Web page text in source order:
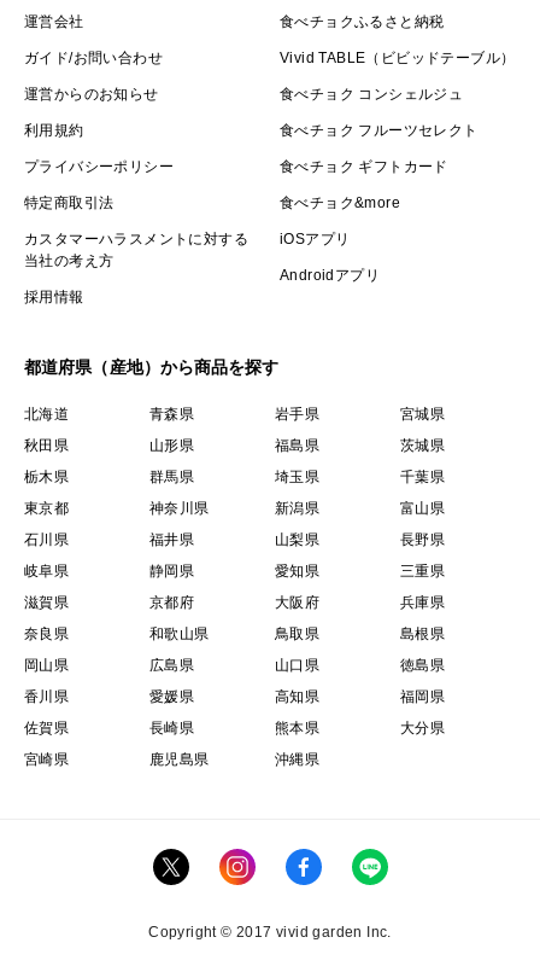
運営会社
ガイド/お問い合わせ
運営からのお知らせ
利用規約
プライバシーポリシー
特定商取引法
カスタマーハラスメントに対する
当社の考え方
採用情報
食べチョクふるさと納税
Vivid TABLE（ビビッドテーブル）
食べチョク コンシェルジュ
食べチョク フルーツセレクト
食べチョク ギフトカード
食べチョク&more
iOSアプリ
Androidアプリ
都道府県（産地）から商品を探す
北海道 青森県 岩手県
宮城県
秋田県
山形県 福島県
茨城県
栃木県
群馬県 埼玉県
千葉県
東京都
神奈川県 新潟県
富山県
石川県
福井県 山梨県
長野県
岐阜県
静岡県 愛知県
三重県
滋賀県
京都府 大阪府
兵庫県
奈良県
和歌山県 鳥取県
島根県
岡山県
広島県 山口県
徳島県
香川県
愛媛県 高知県
福岡県
佐賀県
長崎県 熊本県
大分県
宮崎県
鹿児島県 沖縄県
Copyright © 2017 vivid garden Inc.